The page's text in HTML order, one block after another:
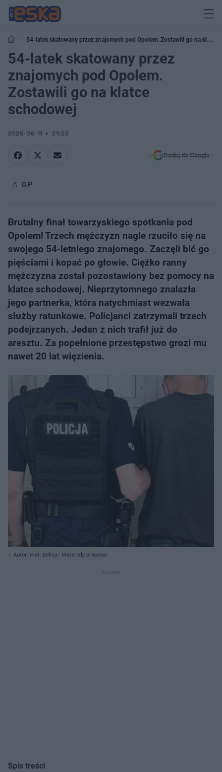
54-latek skatowany przez znajomych pod Opolem. Zostawili go na klatce
schodowej
54-latek skatowany przez
znajomych pod Opolem.
Zostawili go na klatce
schodowej
2026-06-11 21:23
Dodaj do Google
D.P
Brutalny finał towarzyskiego spotkania pod
Opolem! Trzech mężczyzn nagle rzuciło się na
swojego 54-letniego znajomego. Zaczęli bić go
pięściami i kopać po głowie. Ciężko ranny
mężczyzna został pozostawiony bez pomocy na
klatce schodowej. Nieprzytomnego znalazła
jego partnerka, która natychmiast wezwała
służby ratunkowe. Policjanci zatrzymali trzech
podejrzanych. Jeden z nich trafił już do
aresztu. Za popełnione przestępstwo grozi mu
nawet 20 lat więzienia.
Autor: mat. policji/ Materiały prasowe
Spis treści